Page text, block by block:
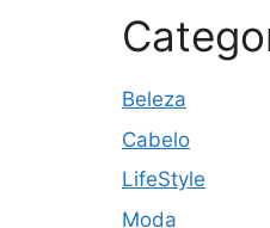
Beleza
Cabelo
LifeStyle
Moda